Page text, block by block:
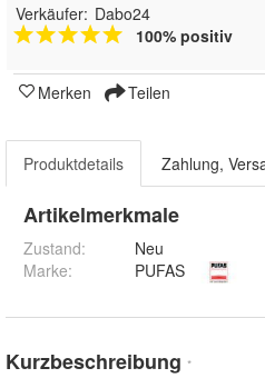
Verkäufer: Dabo24
100% positiv
Merken Teilen
Produktdetails Zahlung,
Artikelmerkmale
Zustand:
Neu
Marke:
PUFAS
Kurzbeschreibung *